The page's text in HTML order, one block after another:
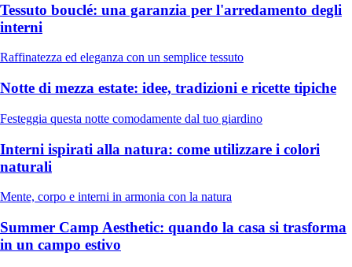
Tessuto bouclé: una garanzia per l'arredamento degli
interni
Raffinatezza ed eleganza con un semplice tessuto
Notte di mezza estate: idee, tradizioni e ricette tipiche
Festeggia questa notte comodamente dal tuo giardino
Interni ispirati alla natura: come utilizzare i colori
naturali
Mente, corpo e interni in armonia con la natura
Summer Camp Aesthetic: quando la casa si trasforma
in un campo estivo